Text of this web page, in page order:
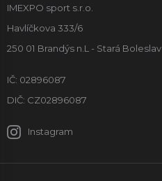
IMEXPO sport s.r.o.
Havlíčkova 333/6
250 01 Brandýs n.L - Stará Boleslav
IČ: 02896087
DIČ: CZ02896087
Instagram